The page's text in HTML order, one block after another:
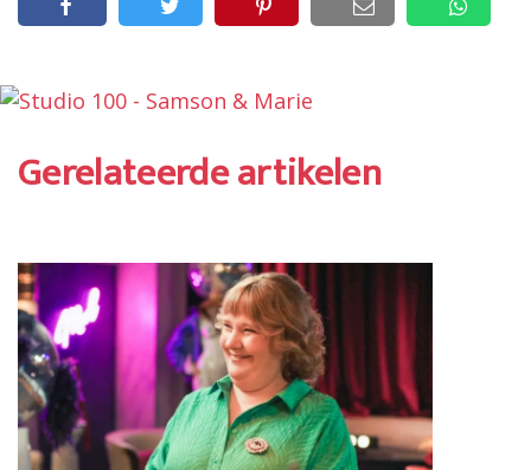
Gerelateerde artikelen